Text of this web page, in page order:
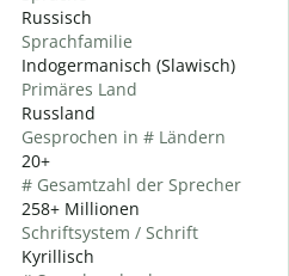
Russisch
Sprachfamilie
Indogermanisch (Slawisch)
Primäres Land
Russland
Gesprochen in # Ländern
20+
# Gesamtzahl der Sprecher
258+ Millionen
Schriftsystem / Schrift
Kyrillisch